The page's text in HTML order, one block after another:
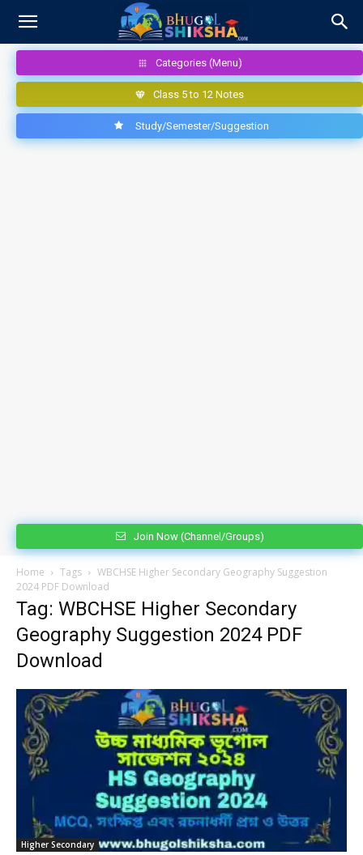
Categories (Menu)
Class 5 to 12 Notes
Study/Semester/Suggestion
Join Now (Channel/Groups)
Home Tags
WBCHSE Higher Secondary Geography Suggestion
2024 PDF Download
Tag: WBCHSE Higher Secondary
Geography Suggestion 2024 PDF
Download
Higher Secondary